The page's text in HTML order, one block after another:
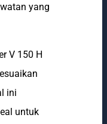
yang
V 150 H
ini
untuk